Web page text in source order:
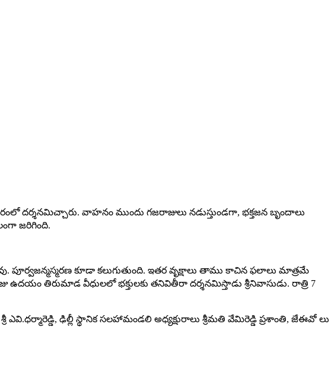
దర్శనమిచ్చారు. వాహనం ముందు గజరాజులు నడుస్తుండగా, భక్తజన బృందాలు
జరిగింది.
పూర్వజన్మస్మరణ కూడా కలుగుతుంది. ఇతర వృక్షాలు తాము కాచిన ఫలాలు మాత్రమే
ఉదయం తిరుమాడ వీధులలో భక్తులకు తనివితీరా దర్శనమిస్తాడు శ్రీనివాసుడు. రాత్రి 7
ఢిల్లీ స్థానిక సలహామండలి అధ్యక్షురాలు శ్రీమతి వేమిరెడ్డి ప్రశాంతి, జేఈవో లు